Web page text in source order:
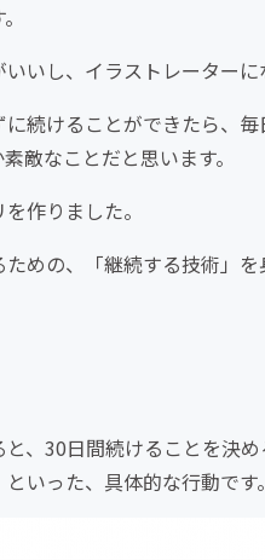
いし、イラストレーター
続けることができたら、
敵なことだと思います。
作りました。
めの、「継続する技術」を
、30日間続けることを決め
いった、具体的な行動です。